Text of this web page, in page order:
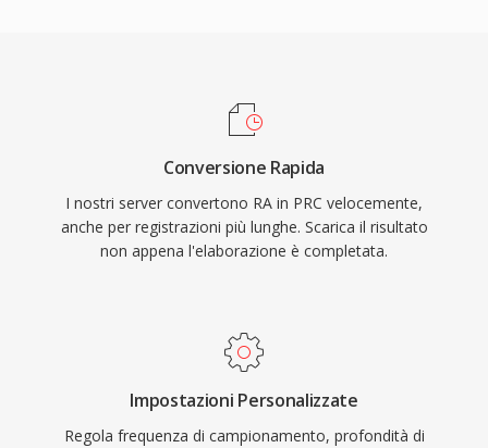
Conversione Rapida
I nostri server convertono RA in PRC velocemente,
anche per registrazioni più lunghe. Scarica il risultato
non appena l'elaborazione è completata.
Impostazioni Personalizzate
Regola frequenza di campionamento, profondità di